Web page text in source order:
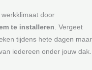
door
te installeren . Vergeet
tijdens hete dagen maar
iedereen onder jouw dak.